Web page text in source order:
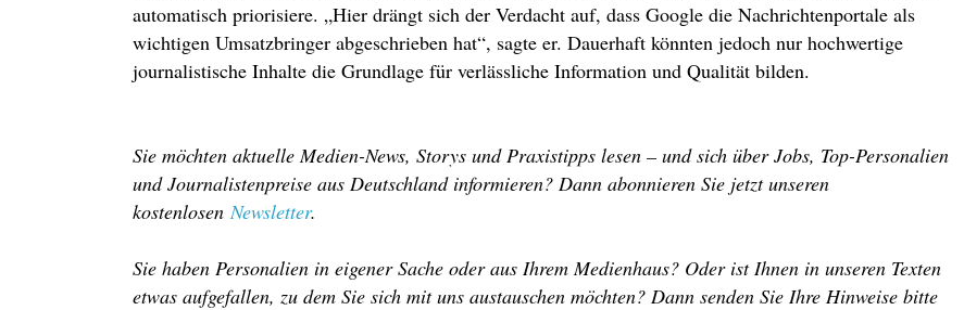
automatisch priorisiere. „Hier drängt sich der Verdacht auf, dass Google die Nachrichtenportale als
wichtigen Umsatzbringer abgeschrieben hat“, sagte er. Dauerhaft könnten jedoch nur hochwertige
journalistische Inhalte die Grundlage für verlässliche Information und Qualität bilden.
Sie möchten aktuelle Medien-News, Storys und Praxistipps lesen – und sich über Jobs, Top-Personalien
und Journalistenpreise aus Deutschland informieren? Dann abonnieren Sie jetzt unseren
kostenlosenNewsletter.
Sie haben Personalien in eigener Sache oder aus Ihrem Medienhaus? Oder ist Ihnen in unseren Texten
etwas aufgefallen, zu dem Sie sich mit uns austauschen möchten? Dann senden Sie Ihre Hinweise bitte